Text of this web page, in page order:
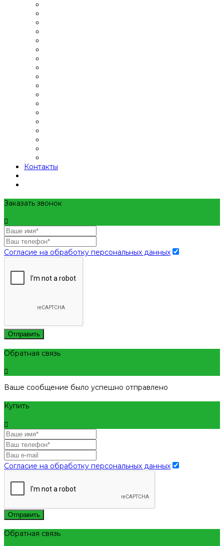
Контакты
Заказать звонок
Согласие на обработку персональных данных
Отправить
Обратная связь
Ваше сообщение было успешно отправлено
Купить
Согласие на обработку персональных данных
Отправить
Обратная связь